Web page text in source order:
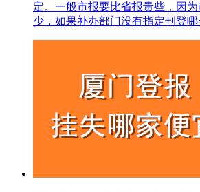
定。一般市报要比省报贵些，因
少，如果补办部门没有指定刊登哪